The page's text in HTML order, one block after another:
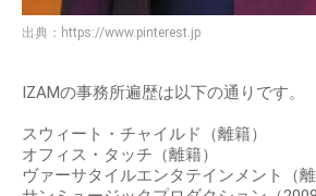
出典： https://www.pinterest.jp
IZAMの事務所遍歴は以下の通りです。
スウィート・チャイルド（離籍）
オフィス・タッチ（離籍）
ヴァーサタイルエンタテインメント（離